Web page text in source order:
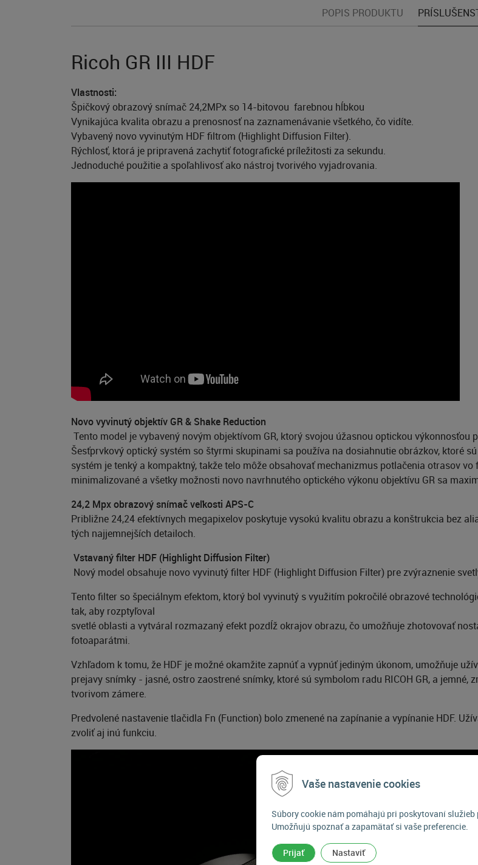
Vaše nastavenie cookies
Súbory cookie nám pomáhajú pri poskytovaní služieb
Umožňujú spoznať a zapamätať si vaše preferencie.
Prijať Nastaviť
POPIS PRODUKTU
Ricoh GR III HDF
Vlastnosti:
Špičkový obrazový snímač 24,2MPx so 14-bitovou farebnou hĺbkou
Vynikajúca kvalita obrazu a prenosnosť na zaznamenávanie všetkého, čo vidíte.
Vybavený novo vyvinutým HDF filtrom (Highlight Diffusion Filter).
Rýchlosť, ktorá je pripravená zachytiť fotografické príležitosti za sekundu.
Jednoduché použitie a spoľahlivosť ako nástroj tvorivého vyjadrovania.
Novo vyvinutý objektív GR & Shake Reduction
Tento model je vybavený novým objektívom GR, ktorý svojou úžasnou optickou výkonnosťou
Šesťprvkový optický systém so štyrmi skupinami sa používa na dosiahnutie obrázkov, ktoré
systém je tenký a kompaktný, takže telo môže obsahovať mechanizmus potlačenia otrasov
minimalizované a všetky možnosti novo navrhnutého optického výkonu objektívu GR sa
24,2 Mpx obrazový snímač veľkosti APS-C
Približne 24,24 efektívnych megapixelov poskytuje vysokú kvalitu obrazu a konštrukcia bez
tých najjemnejších detailoch.
Vstavaný filter HDF (Highlight Diffusion Filter)
Nový model obsahuje novo vyvinutý filter HDF (Highlight Diffusion Filter) pre zvýraznenie
Tento filter so špeciálnym efektom, ktorý bol vyvinutý s využitím pokročilé obrazové
tak, aby rozptyľoval
svetlé oblasti a vytváral rozmazaný efekt pozdĺž okrajov obrazu, čo umožňuje zhotovovať
fotoaparátmi.
Vzhľadom k tomu, že HDF je možné okamžite zapnúť a vypnúť jediným úkonom, umožňuje
prejavy snímky - jasné, ostro zaostrené snímky, ktoré sú symbolom radu RICOH GR, a
tvorivom zámere.
Predvolené nastavenie tlačidla Fn (Function) bolo zmenené na zapínanie a vypínanie HDF.
zvoliť aj inú funkciu.